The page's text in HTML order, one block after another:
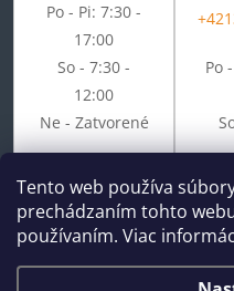
Tento web používa
prechádzaním tohto
používaním. Viac
Po - Pi: 7:30 -
17:00
So - 7:30 -
12:00
Ne - Zatvorené
Po
Ne